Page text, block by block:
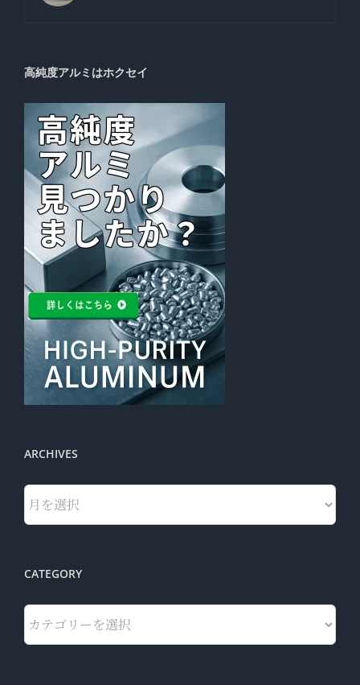
高純度アルミはホクセイ
ARCHIVES
Archives
CATEGORY
Category